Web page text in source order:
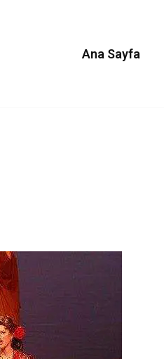
Ana Sayfa